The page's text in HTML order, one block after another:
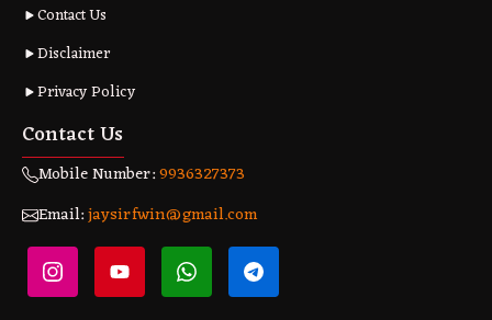
Contact Us
Disclaimer
Privacy Policy
Contact Us
Mobile Number:9936327373
Email:jaysirfwin@gmail.com